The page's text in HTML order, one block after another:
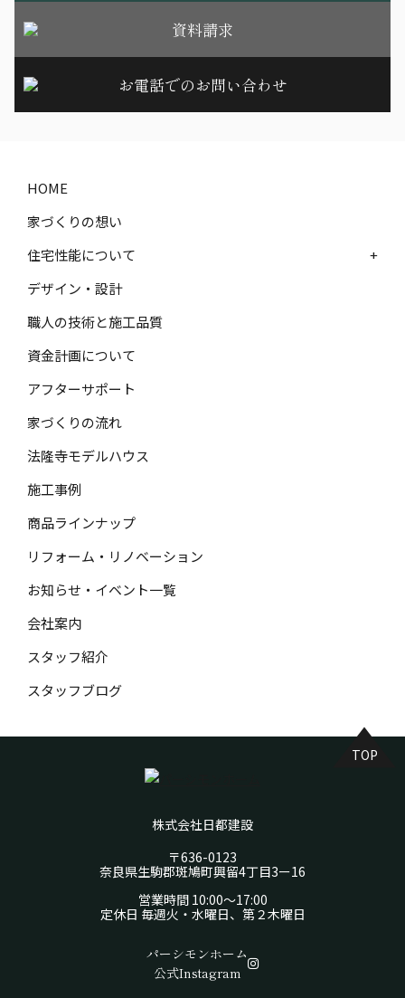
資料請求
お電話でのお問い合わせ
HOME
家づくりの想い
住宅性能について
+
デザイン・設計
職人の技術と施工品質
資金計画について
アフターサポート
家づくりの流れ
法隆寺モデルハウス
施工事例
商品ラインナップ
リフォーム・リノベーション
お知らせ・イベント一覧
会社案内
スタッフ紹介
スタッフブログ
TOP
株式会社日都建設
〒636-0123
奈良県生駒郡斑鳩町興留4丁目3ー16
営業時間 10:00～17:00
定休日 毎週火・水曜日、第２木曜日
パーシモンホーム
公式Instagram